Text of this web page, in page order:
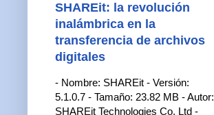
SHAREit: la revolución
inalámbrica en la
transferencia de archivos
digitales
- Nombre: SHAREit - Versión:
5.1.0.7 - Tamaño: 23.82 MB - Autor:
SHAREit Technologies Co. Ltd -